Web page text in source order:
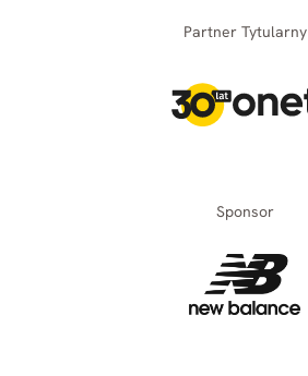
Partner Tytularny
Sponsor